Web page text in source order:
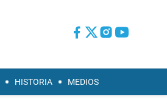
HISTORIA MEDIOS